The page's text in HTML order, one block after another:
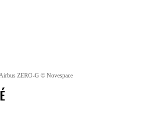
ZERO-G © Novespace